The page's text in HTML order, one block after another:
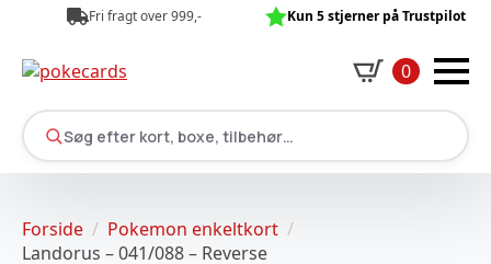
Fri fragt over 999,- Kun 5 stjerner på Trustpilot
0
Søg efter kort, boxe, tilbehør…
Forside
Pokemon enkeltkort
Landorus – 041/088 – Reverse